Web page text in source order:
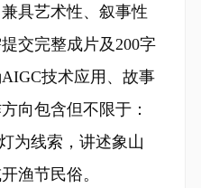
具艺术性、叙事性
交完整成片及200字
技术应用、故事
向包含但不限于：
为线索，讲述象山
渔节民俗。